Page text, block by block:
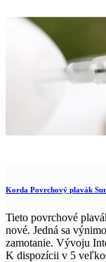
Korda Povrchový plavák
Tieto povrchové
nové. Jedná sa
zamotanie. Vývoju
K dispozícii v 5